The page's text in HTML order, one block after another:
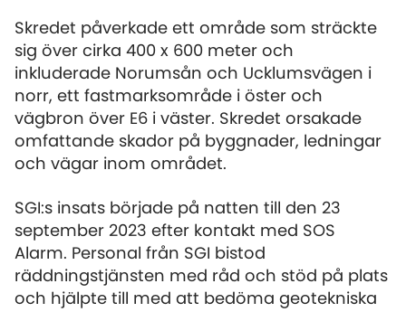
Skredet påverkade ett område som sträckte
sig över cirka 400 x 600 meter och
inkluderade Norumsån och Ucklumsvägen i
norr, ett fastmarksområde i öster och
vägbron över E6 i väster. Skredet orsakade
omfattande skador på byggnader, ledningar
och vägar inom området.
SGI:s insats började på natten till den 23
september 2023 efter kontakt med SOS
Alarm. Personal från SGI bistod
räddningstjänsten med råd och stöd på plats
och hjälpte till med att bedöma geotekniska